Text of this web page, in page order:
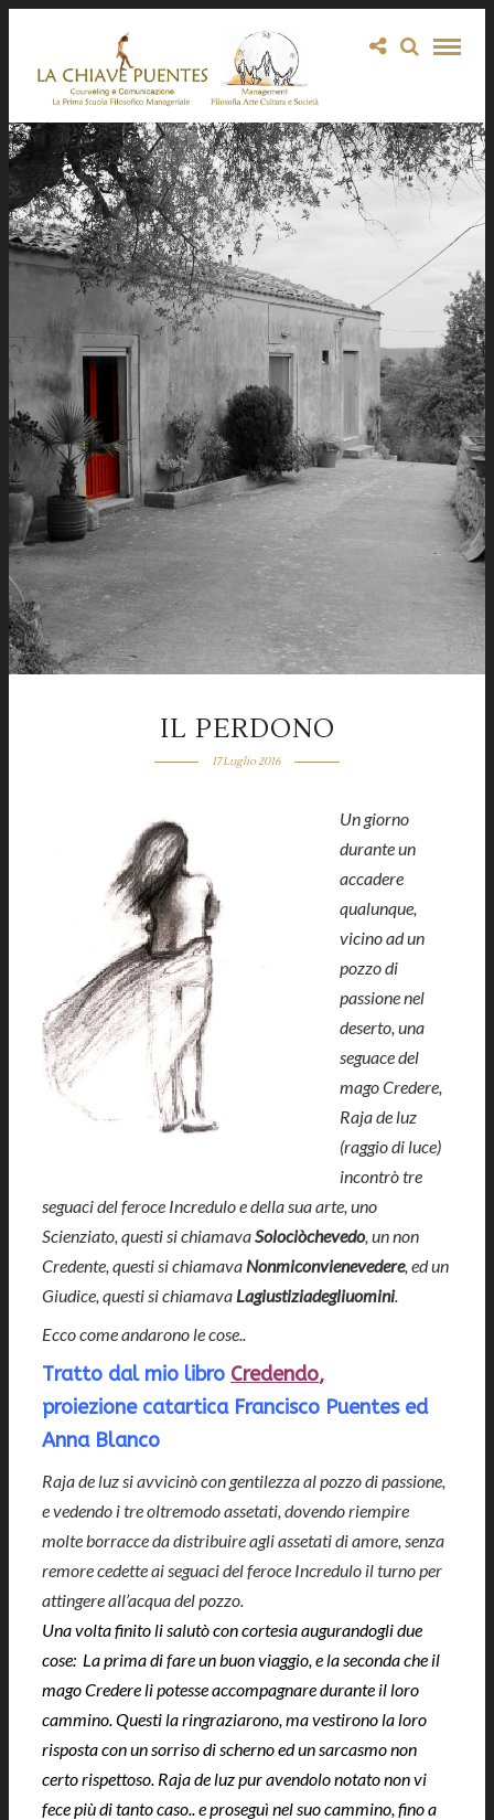
IL PERDONO
17 Luglio 2016
Un giorno
durante un
accadere
qualunque,
vicino ad un
pozzo di
passione nel
deserto, una
seguace del
mago Credere,
Raja de luz
(raggio di luce)
incontrò tre
seguaci del feroce Incredulo e della sua arte, uno
Scienziato, questi si chiamavaSolociòchevedo, un non
Credente, questi si chiamava Nonmiconvienevedere, ed un
Giudice, questi si chiamava Lagiustiziadegliuomini.
Ecco come andarono le cose..
Tratto dal mio libro Credendo,
proiezione catartica Francisco Puentes ed
Anna Blanco
Raja de luz si avvicinò con gentilezza al pozzo di passione,
e vedendo i tre oltremodo assetati, dovendo riempire
molte borracce da distribuire agli assetati di amore, senza
remore cedette ai seguaci del feroce Incredulo il turno per
attingere all’acqua del pozzo.
Una volta finito li salutò con cortesia augurandogli due
cose: La prima di fare un buon viaggio, e la seconda che il
mago Credere li potesse accompagnare durante il loro
cammino. Questi la ringraziarono, ma vestirono la loro
risposta con un sorriso di scherno ed un sarcasmo non
certo rispettoso. Raja de luz pur avendolo notato non vi
fece più di tanto caso.. e proseguì nel suo cammino, fino a